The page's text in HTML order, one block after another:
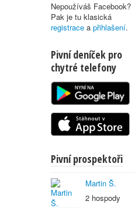
Nepoužíváš Facebook?
Pak je tu klasická
registrace a přihlašení.
Pivní deníček pro
chytré telefony
Pivní prospektoři
Martin Š.
2 hospody